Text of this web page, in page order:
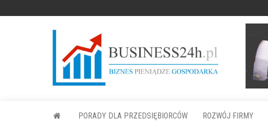
PORADY DLA PRZEDSIĘBIORCÓW ROZWÓJ FIRMY